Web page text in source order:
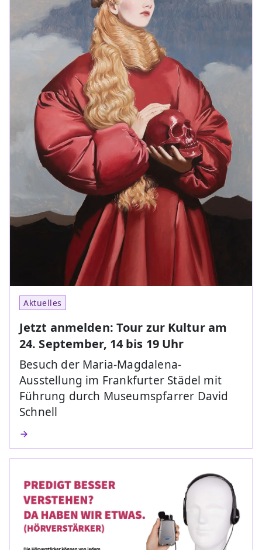
Aktuelles
Jetzt anmelden: Tour zur Kultur am
24. September, 14 bis 19 Uhr
Besuch der Maria-Magdalena-
Ausstellung im Frankfurter Städel mit
Führung durch Museumspfarrer David
Schnell